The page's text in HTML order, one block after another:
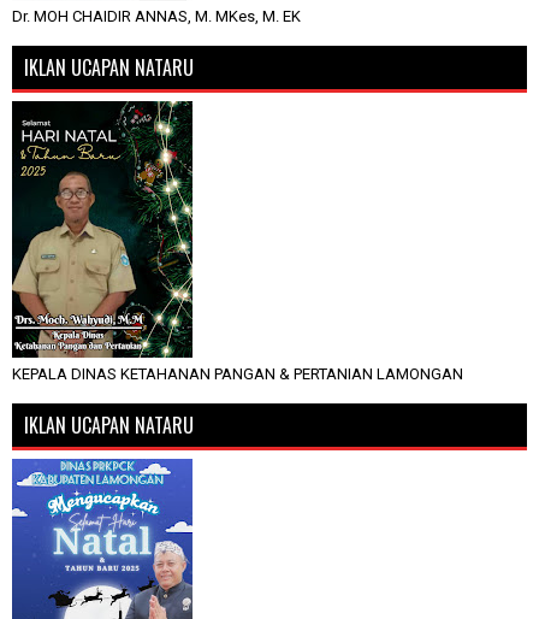
Dr. MOH CHAIDIR ANNAS, M. MKes, M. EK
IKLAN UCAPAN NATARU
KEPALA DINAS KETAHANAN PANGAN & PERTANIAN LAMONGAN
IKLAN UCAPAN NATARU